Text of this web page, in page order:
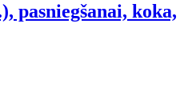
pasniegšanai, koka,